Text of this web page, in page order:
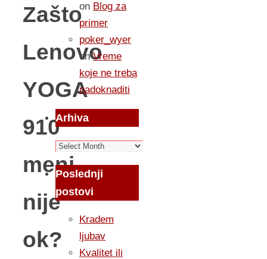
Zašto
Lenovo
YOGA
910
meni
nije
ok?
on Blog za
primer
poker_wyer
onVreme
koje ne treba
nadoknaditi
Arhiva
Arhiva
Poslednji
postovi
Kradem
ljubav
Kvalitet ili